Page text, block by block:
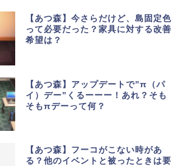
【あつ森】今さらだけど、島固定色
って必要だった？家具に対する改善
希望は？
【あつ森】アップデートで”π（パ
イ）デー”くるーーー！あれ？そも
そもπデーって何？
【あつ森】フーコがこない時があ
る？他のイベントと被ったときは要